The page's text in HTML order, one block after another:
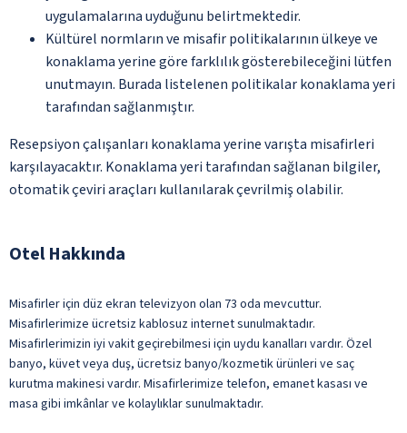
uygulamalarına uyduğunu belirtmektedir.
Kültürel normların ve misafir politikalarının ülkeye ve
konaklama yerine göre farklılık gösterebileceğini lütfen
unutmayın. Burada listelenen politikalar konaklama yeri
tarafından sağlanmıştır.
Resepsiyon çalışanları konaklama yerine varışta misafirleri
karşılayacaktır. Konaklama yeri tarafından sağlanan bilgiler,
otomatik çeviri araçları kullanılarak çevrilmiş olabilir.
Otel Hakkında
Misafirler için düz ekran televizyon olan 73 oda mevcuttur.
Misafirlerimize ücretsiz kablosuz internet sunulmaktadır.
Misafirlerimizin iyi vakit geçirebilmesi için uydu kanalları vardır. Özel
banyo, küvet veya duş, ücretsiz banyo/kozmetik ürünleri ve saç
kurutma makinesi vardır. Misafirlerimize telefon, emanet kasası ve
masa gibi imkânlar ve kolaylıklar sunulmaktadır.